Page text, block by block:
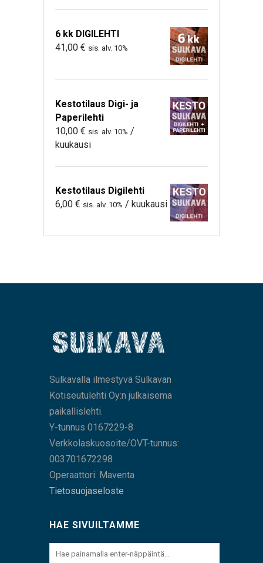
6 kk DIGILEHTI
41,00 € sis. alv. 10%
Kestotilaus Digi- ja
Paperilehti
10,00 € sis. alv. 10% /
kuukausi
Kestotilaus Digilehti
6,00 € sis. alv. 10% / kuukausi
Sulkavalla ilmestyvä Sulkavan
Kotiseutulehti Oy:n julkaisema
paikallislehti.
Y-tunnus 0167229-8
Verkkolaskuosoite/OVT-tunnus:
003701672298
Operaattori: Maventa
Tietosuojaseloste
HAE SIVUILTAMME